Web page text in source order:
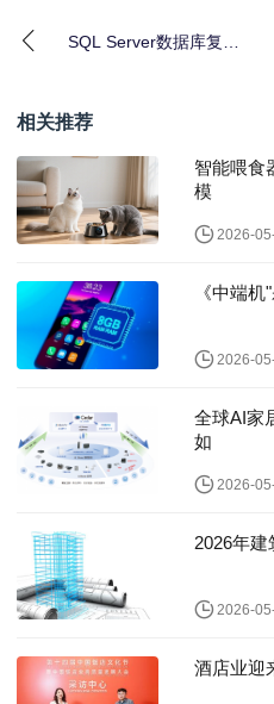
SQL Server数据库复制
相关推荐
智能喂食
模
2026-
《中端
2026-
全球AI家
如
2026-
2026年
2026-
酒店业迎